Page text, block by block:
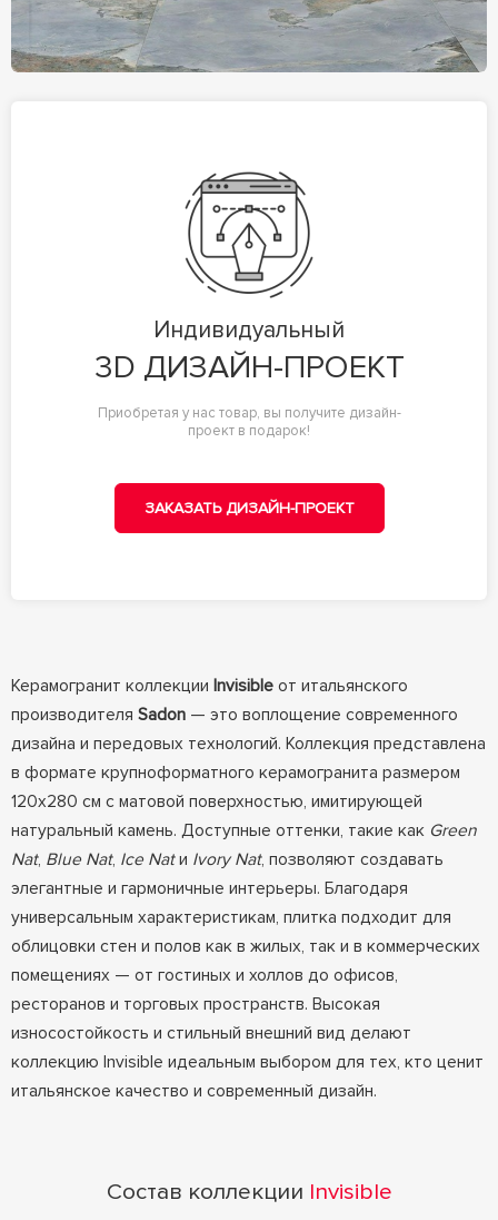
Индивидуальный
3D ДИЗАЙН-ПРОЕКТ
Приобретая у нас товар, вы получите дизайн-
проект в подарок!
ЗАКАЗАТЬ ДИЗАЙН-ПРОЕКТ
Керамогранит коллекции Invisibleот итальянского
производителя Sadon— это воплощение современного
дизайна и передовых технологий. Коллекция представлена
в формате крупноформатного керамогранита размером
120x280 см с матовой поверхностью, имитирующей
натуральный камень. Доступные оттенки, такие как Green
Nat, Blue Nat, Ice Natи Ivory Nat, позволяют создавать
элегантные и гармоничные интерьеры. Благодаря
универсальным характеристикам, плитка подходит для
облицовки стен и полов как в жилых, так и в коммерческих
помещениях — от гостиных и холлов до офисов,
ресторанов и торговых пространств. Высокая
износостойкость и стильный внешний вид делают
коллекцию Invisible идеальным выбором для тех, кто ценит
итальянское качество и современный дизайн.
Состав коллекции Invisible